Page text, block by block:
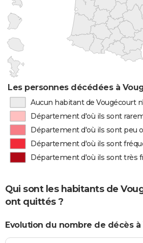
Les personnes décédées à
Aucun habitant de Vougécourt
Département d'où ils sont
Département d'où ils sont peu
Département d'où ils sont
Département d'où ils sont très
Qui sont les habitants de
ont quittés ?
Evolution du nombre de décès